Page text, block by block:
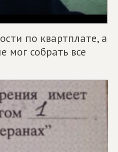
по квартплате, а
мог собрать все